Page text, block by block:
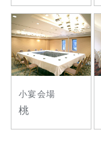
小宴会場
桃